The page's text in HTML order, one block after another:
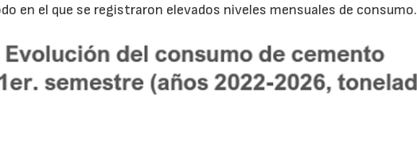
en el que se registraron elevados niveles mensuales de consumo.